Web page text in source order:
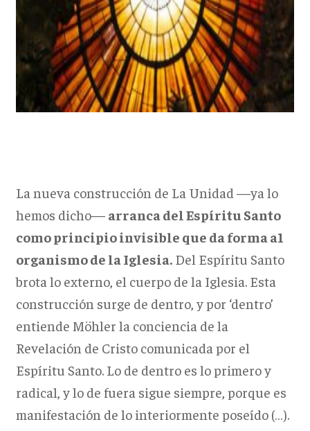
La nueva construcción de La Unidad —ya lo
hemos dicho— arranca del Espíritu Santo
como principio invisible que da forma a1
organismo de la Iglesia.Del Espíritu Santo
brota lo externo, el cuerpo de la Iglesia. Esta
construcción surge de dentro, y por ‘dentro’
entiende Möhler la conciencia de la
Revelación de Cristo comunicada por el
Espíritu Santo. Lo de dentro es lo primero y
radical, y lo de fuera sigue siempre, porque es
manifestación de lo interiormente poseído (…).